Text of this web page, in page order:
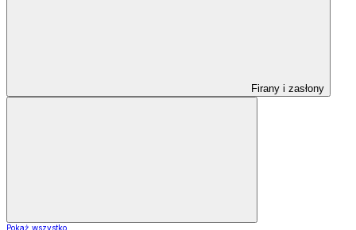
Firany i zasłony
Pokaż wszystko